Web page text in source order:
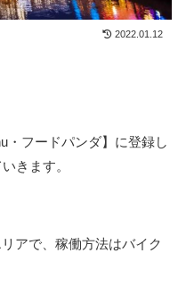
2022.01.12
・フードパンダ】に登録し
きます。
アで、稼働方法はバイク